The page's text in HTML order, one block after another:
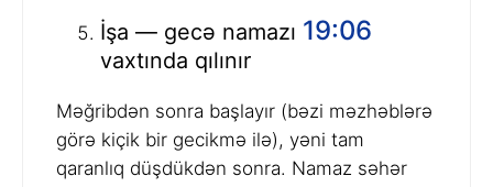
İşa — gecə namazı 19:06
vaxtında qılınır
Məğribdən sonra başlayır (bəzi məzhəblərə
görə kiçik bir gecikmə ilə), yəni tam
qaranlıq düşdükdən sonra. Namaz səhər